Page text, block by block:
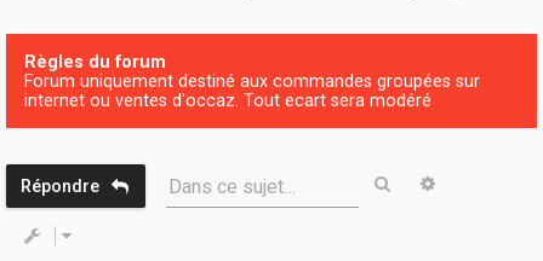
Règles du forum
Forum uniquement destiné aux commandes groupées sur
internet ou ventes d'occaz. Tout ecart sera modéré
Répondre Dans ce sujet… Rechercher